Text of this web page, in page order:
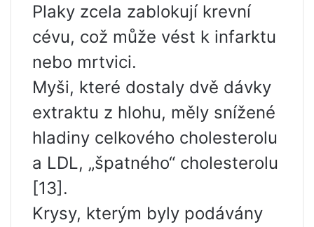
Plaky zcela zablokují krevní
cévu, což může vést k infarktu
nebo mrtvici.
Myši, které dostaly dvě dávky
extraktu z hlohu, měly snížené
hladiny celkového cholesterolu
a LDL, „špatného“ cholesterolu
[13].
Krysy, kterým byly podávány